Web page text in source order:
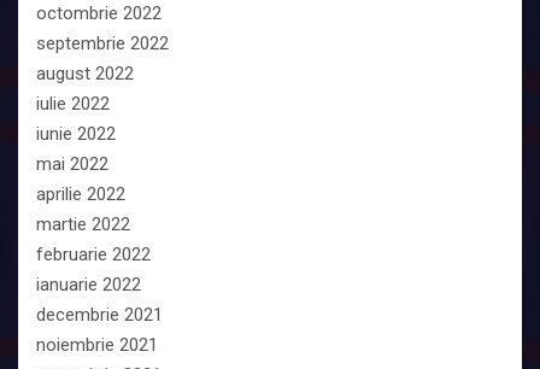
octombrie 2022
septembrie 2022
august 2022
iulie 2022
iunie 2022
mai 2022
aprilie 2022
martie 2022
februarie 2022
ianuarie 2022
decembrie 2021
noiembrie 2021